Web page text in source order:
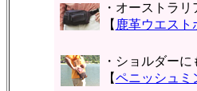
・オーストラ
【 鹿革ウエスト
・ショルダー
【ペニッシュミ